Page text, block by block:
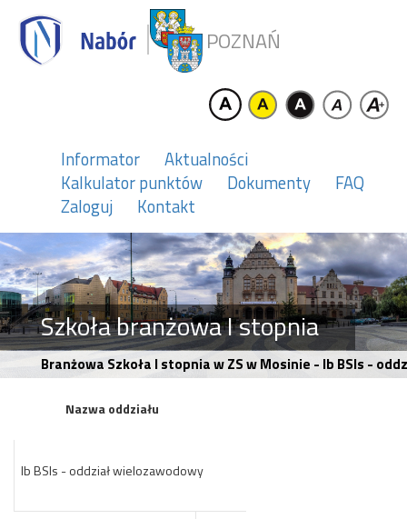
POZNAŃ
Informator
Aktualności
Kalkulator punktów
Dokumenty
FAQ
Zaloguj
Kontakt
Szkoła branżowa I stopnia
Branżowa Szkoła I stopnia w ZS w Mosinie - Ib BSIs -
Nazwa oddziału
Ib BSIs - oddział wielozawodowy